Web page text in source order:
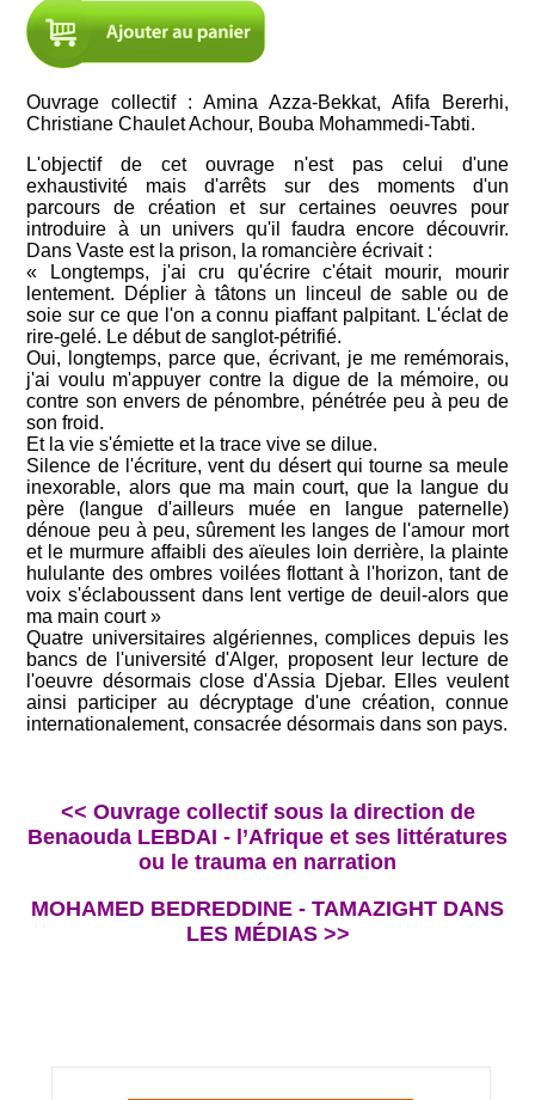
Ouvrage collectif : Amina Azza-Bekkat, Afifa Bererhi,
Christiane Chaulet Achour, Bouba Mohammedi-Tabti.
L'objectif de cet ouvrage n'est pas celui d'une
exhaustivité mais d'arrêts sur des moments d'un
parcours de création et sur certaines oeuvres pour
introduire à un univers qu'il faudra encore découvrir.
Dans Vaste est la prison, la romancière écrivait :
« Longtemps, j'ai cru qu'écrire c'était mourir, mourir
lentement. Déplier à tâtons un linceul de sable ou de
soie sur ce que l'on a connu piaffant palpitant. L'éclat de
rire-gelé. Le début de sanglot-pétrifié.
Oui, longtemps, parce que, écrivant, je me remémorais,
j'ai voulu m'appuyer contre la digue de la mémoire, ou
contre son envers de pénombre, pénétrée peu à peu de
son froid.
Et la vie s'émiette et la trace vive se dilue.
Silence de l'écriture, vent du désert qui tourne sa meule
inexorable, alors que ma main court, que la langue du
père (langue d'ailleurs muée en langue paternelle)
dénoue peu à peu, sûrement les langes de l'amour mort
et le murmure affaibli des aïeules loin derrière, la plainte
hululante des ombres voilées flottant à l'horizon, tant de
voix s'éclaboussent dans lent vertige de deuil-alors que
ma main court »
Quatre universitaires algériennes, complices depuis les
bancs de l'université d'Alger, proposent leur lecture de
l'oeuvre désormais close d'Assia Djebar. Elles veulent
ainsi participer au décryptage d'une création, connue
internationalement, consacrée désormais dans son pays.
<< Ouvrage collectif sous la direction de
Benaouda LEBDAI - l’Afrique et ses littératures
ou le trauma en narration
MOHAMED BEDREDDINE - TAMAZIGHT DANS
LES MÉDIAS >>